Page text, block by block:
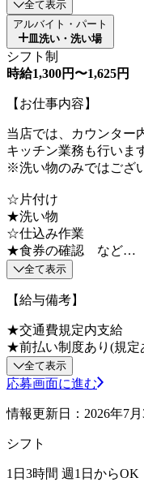
全て表示
アルバイト・パート
皿洗い・洗い場
シフト制
時給1,300円〜1,625円
【お仕事内容】
当店では、カウンター
キッチン業務も行いま
※洗い物のみではござ
☆片付け
★洗い物
☆仕込み作業
★食券の確認 など…
全て表示
【給与備考】
★交通費規定内支給
★前払い制度あり(規定
全て表示
応募画面に進む
情報更新日：2026年7月
シフト
1日3時間 週1日からOK